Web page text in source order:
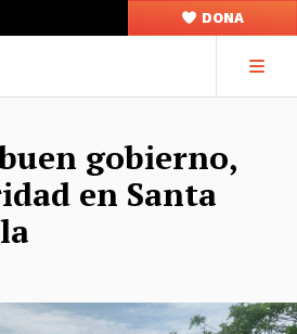
DONA
gobierno,
en Santa